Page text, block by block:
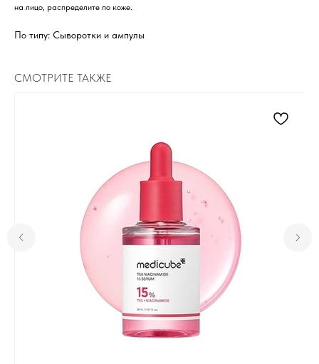
на лицо, распределите по коже.
По типу: Сыворотки и ампулы
СМОТРИТЕ ТАКЖЕ
Комсомольск-на-Амуре, ​
проспект Ленина 46 ТЦ Оникс
+7 (999) 794-15-06
Контактный телефон
Пн-Вс с 10:00 до 19:00
Контакты